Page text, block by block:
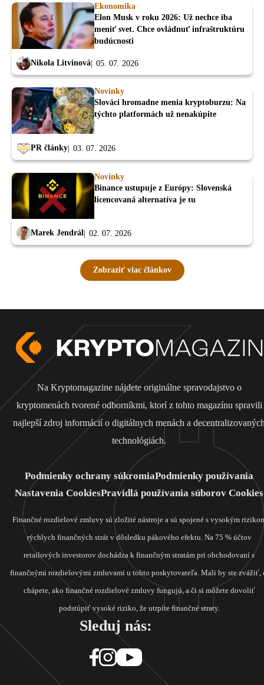
Ekonomika
Elon Musk v roku 2026: Už nechce iba
meniť svet. Chce ovládnuť infraštruktúru
budúcnosti
Nikola Litvinová 05. 07. 2026
Novinky
Slováci hromadne menia kryptoburzu: Na
týchto platformách už nenakúpite
PR články 03. 07. 2026
Novinky
Binance ustupuje z Európy: Slovenská
licencovaná alternatíva je tu
Marek Jendrál 02. 07. 2026
Zobraziť viac článkov
Na Kryptomagazine nájdete originálne spravodajstvo o
kryptomenách tvorené odborníkmi, ktorí z tohto magazínu spravili
najlepší zdroj informácií o digitálnych menách a
technológiách.
Podmienky ochrany súkromiaPodmienky používania
Nastavenia CookiesPravidlá používania súborov Cookies
Finančné rozdielové zmluvy sú zložité nástroje a sú spojené s vysokým
rýchlych finančných strát v dôsledku pákového efektu. Na 75 % účtov
retailových investorov dochádza k finančným stratám pri obchodovaní s
finančnými rozdielovými zmluvami u tohto poskytovateľa. Mali by ste zvážiť,
chápete, ako finančné rozdielové zmluvy fungujú, a či si môžete dovoliť
podstúpiť vysoké riziko, že utrpíte finančné straty.
Sleduj nás: